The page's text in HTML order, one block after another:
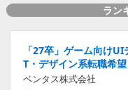
ラン
「27卒」ゲーム向け
T・デザイン系転職希
ベンタス株式会社